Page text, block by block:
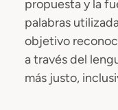
propuesta y la
palabras
objetivo
a través del
más justo,